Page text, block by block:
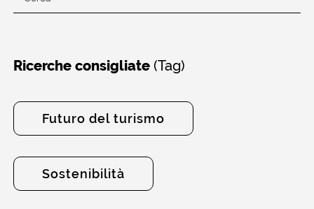
Ricerche consigliate(Tag)
Futuro del turismo
Sostenibilità